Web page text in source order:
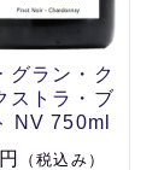
グラン・ク
ストラ・ブ
NV 750ml
（税込み）